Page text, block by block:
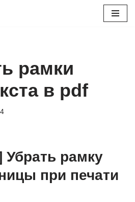
рамки
в pdf
Убрать рамку
при печати